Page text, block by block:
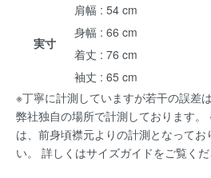
実寸
肩幅 : 54 cm
身幅 : 66 cm
着丈 : 76 cm
袖丈 : 65 cm
※丁寧に計測していますが若干の誤差
弊社独自の場所で計測しております。
は、前身頃襟元よりの計測となってお
い。 詳しくはサイズガイドをご覧くだ